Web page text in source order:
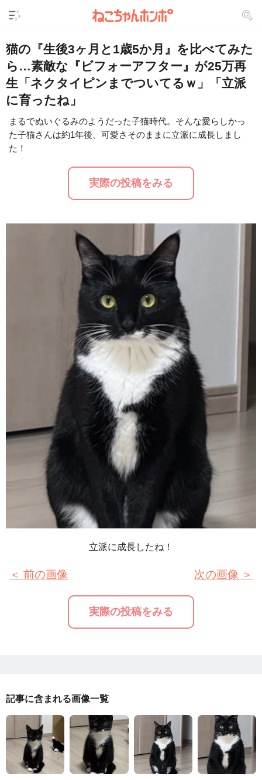
猫の『生後3ヶ月と1歳5か月』を比べてみた
ら…素敵な『ビフォーアフター』が25万再
生「ネクタイピンまでついてるｗ」「立派
に育ったね」
U
/
L
e
3
7
%
まるでぬいぐるみのようだった子猫時代。そんな愛らしかっ
た子猫さんは約1年後、可愛さそのままに立派に成長しまし
た！
実際の投稿をみる
立派に成長したね！
＜ 前の画像
実際の投稿をみる
次の画像 ＞
記事に含まれる画像一覧